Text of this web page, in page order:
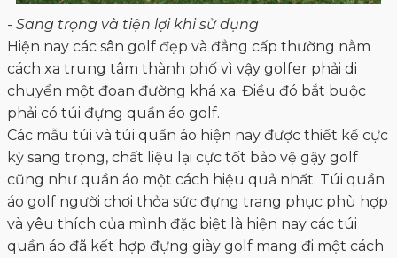
- Sang trọng và tiện lợi khi sử dụng
Hiện nay các sân golf đẹp và đẳng cấp thường nằm
cách xa trung tâm thành phố vì vậy golfer phải di
chuyển một đoạn đường khá xa. Điều đó bắt buộc
phải có túi đựng quần áo golf.
Các mẫu túi và túi quần áo hiện nay được thiết kế cực
kỳ sang trọng, chất liệu lại cực tốt bảo vệ gậy golf
cũng như quần áo một cách hiệu quả nhất. Túi quần
áo golf người chơi thỏa sức đựng trang phục phù hợp
và yêu thích của mình đặc biệt là hiện nay các túi
quần áo đã kết hợp đựng giày golf mang đi một cách